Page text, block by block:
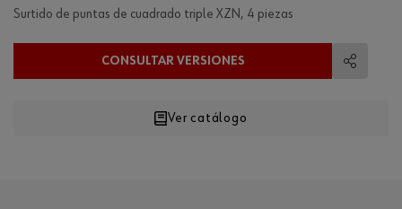
Surtido de puntas de cuadrado triple XZN, 4 piezas
CONSULTAR VERSIONES
Ver catálogo